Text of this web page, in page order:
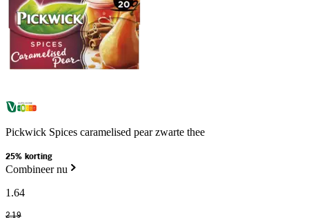
Pickwick Spices caramelised pear zwarte thee
25% korting
Combineer nu
1.64
2.19